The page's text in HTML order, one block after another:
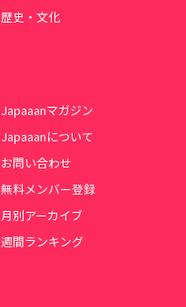
歴史・文化
Japaaanマガジン
Japaaanについて
お問い合わせ
無料メンバー登録
月別アーカイブ
週間ランキング